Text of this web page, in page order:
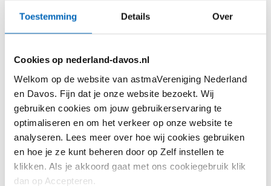
Toestemming Details Over
Cookies op nederland-davos.nl
Welkom op de website van astmaVereniging Nederland
en Davos. Fijn dat je onze website bezoekt. Wij
gebruiken cookies om jouw gebruikerservaring te
optimaliseren en om het verkeer op onze website te
analyseren. Lees meer over hoe wij cookies gebruiken
en hoe je ze kunt beheren door op Zelf instellen te
klikken. Als je akkoord gaat met ons cookiegebruik klik
dan op Accepteren.
Jasmijn van Campen
Voorzitter
Jasmijn van Campen is longarts en de
oorzitter van onze vereniging met als